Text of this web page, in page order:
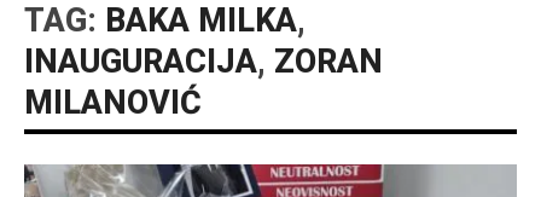
TAG: BAKA MILKA,
INAUGURACIJA, ZORAN
MILANOVIĆ